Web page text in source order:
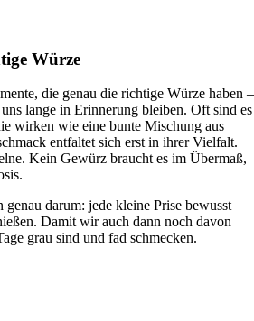
Würze
die genau die richtige Würze haben –
lange in Erinnerung bleiben. Oft sind es
wirken wie eine bunte Mischung aus
entfaltet sich erst in ihrer Vielfalt.
Kein Gewürz braucht es im Übermaß,
darum: jede kleine Prise bewusst
Damit wir auch dann noch davon
grau sind und fad schmecken.